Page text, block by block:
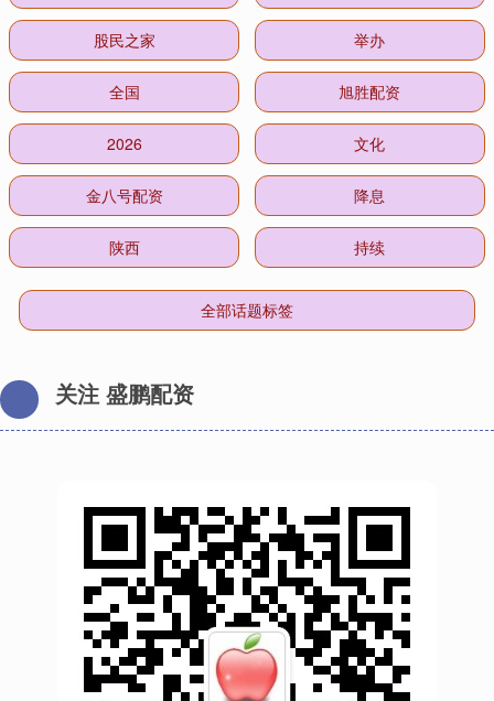
股民之家 举办
全国 旭胜配资
2026 文化
金八号配资 降息
陕西 持续
全部话题标签
关注 盛鹏配资